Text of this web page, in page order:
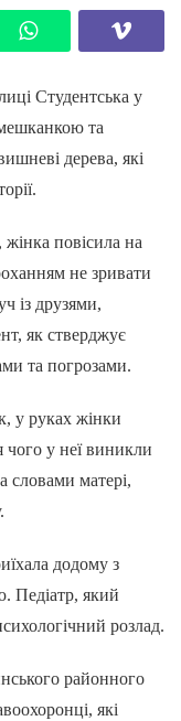
Студентська у
та
дерева, які
, жінка повісила на
не зривати
із друзями,
як стверджує
та погрозами.
у руках жінки
чого у неї виникли
словами матері,
додому з
Педіатр, який
розлад.
районного
які